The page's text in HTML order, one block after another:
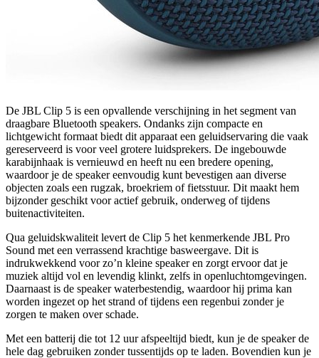
De JBL Clip 5 is een opvallende verschijning in het segment van
draagbare Bluetooth speakers. Ondanks zijn compacte en
lichtgewicht formaat biedt dit apparaat een geluidservaring die vaak
gereserveerd is voor veel grotere luidsprekers. De ingebouwde
karabijnhaak is vernieuwd en heeft nu een bredere opening,
waardoor je de speaker eenvoudig kunt bevestigen aan diverse
objecten zoals een rugzak, broekriem of fietsstuur. Dit maakt hem
bijzonder geschikt voor actief gebruik, onderweg of tijdens
buitenactiviteiten.
Qua geluidskwaliteit levert de Clip 5 het kenmerkende JBL Pro
Sound met een verrassend krachtige basweergave. Dit is
indrukwekkend voor zo’n kleine speaker en zorgt ervoor dat je
muziek altijd vol en levendig klinkt, zelfs in openluchtomgevingen.
Daarnaast is de speaker waterbestendig, waardoor hij prima kan
worden ingezet op het strand of tijdens een regenbui zonder je
zorgen te maken over schade.
Met een batterij die tot 12 uur afspeeltijd biedt, kun je de speaker de
hele dag gebruiken zonder tussentijds op te laden. Bovendien kun je